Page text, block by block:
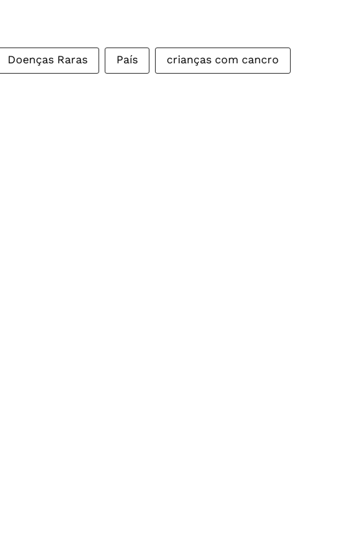
Doenças Raras País crianças com cancro